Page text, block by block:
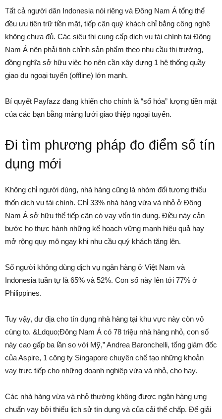
Tất cả người dân Indonesia nói riêng và Đông Nam Á tổng thể
đều ưu tiên trữ tiền mặt, tiếp cận quý khách chỉ bằng công nghệ
không chưa đủ. Các siêu thị cung cấp dịch vụ tài chính tại Đông
Nam Á nên phải tinh chỉnh sản phẩm theo nhu cầu thị trường,
đồng nghĩa sở hữu việc họ nên cần xây dựng 1 hệ thống quầy
giao du ngoại tuyến (offline) lớn mạnh.
Bí quyết Payfazz đang khiến cho chính là “số hóa” lượng tiền mặt
của các bạn bằng màng lưới giao thiệp ngoại tuyến.
Đi tìm phương pháp đo điểm số tín
dụng mới
Không chỉ người dùng, nhà hàng cũng là nhóm đối tượng thiếu
thốn dịch vụ tài chính. Chỉ 33% nhà hàng vừa và nhỏ ở Đông
Nam Á sở hữu thể tiếp cận có vay vốn tín dụng. Điều này cản
bước họ thực hành những kế hoạch vững mạnh hiệu quả hay
mở rộng quy mô ngay khi nhu cầu quý khách tăng lên.
Số người không dùng dịch vụ ngân hàng ở Việt Nam và
Indonesia tuần tự là 65% và 52%. Con số này lên tới 77% ở
Philippines.
Tuy vậy, dư địa cho tín dụng nhà hàng tại khu vực này còn vô
cùng to. &Ldquo;Đông Nam Á có 78 triệu nhà hàng nhỏ, con số
này cao gấp ba lần so với Mỹ,” Andrea Baronchelli, tổng giám đốc
của Aspire, 1 công ty Singapore chuyên chế tạo những khoản
vay trực tiếp cho những doanh nghiệp vừa và nhỏ, cho hay.
Các nhà hàng vừa và nhỏ thường không được ngân hàng ưng
chuẩn vay bởi thiếu lịch sử tín dụng và của cải thế chấp. Để giải